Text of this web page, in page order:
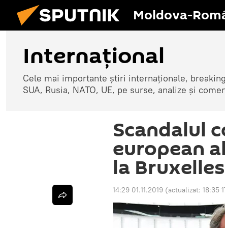
Moldova-
Internaţional
Cele mai importante știri internaționale,
SUA, Rusia, NATO, UE, pe surse, analize și
Scandalul
european
la Bruxelles
14:29 01.11.2019 (actualizat: 18:35